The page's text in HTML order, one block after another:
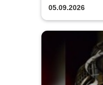
05.09.2026